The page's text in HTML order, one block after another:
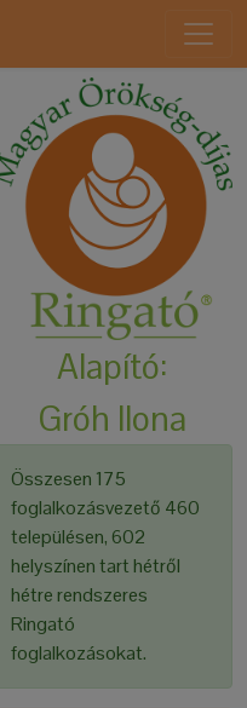
Alapító:
Gróh Ilona
Összesen 175
foglalkozásvezető 460
településen, 602
helyszínen tart hétről
hétre rendszeres
Ringató
foglalkozásokat.